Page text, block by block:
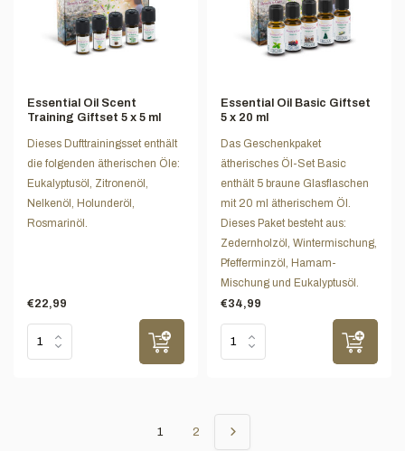
Essential Oil Scent
Training Giftset 5 x 5 ml
Dieses Dufttrainingsset enthält
die folgenden ätherischen Öle:
Eukalyptusöl, Zitronenöl,
Nelkenöl, Holunderöl,
Rosmarinöl.
€22,99
Essential Oil Basic Giftset
5 x 20 ml
Das Geschenkpaket
ätherisches Öl-Set Basic
enthält 5 braune Glasflaschen
mit 20 ml ätherischem Öl.
Dieses Paket besteht aus:
Zedernholzöl, Wintermischung,
Pfefferminzöl, Hamam-
Mischung und Eukalyptusöl.
€34,99
1 2